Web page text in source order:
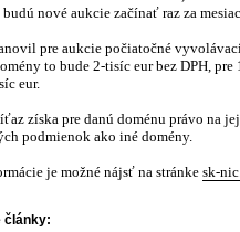
nové aukcie začínať raz za
pre aukcie počiatočné
to bude 2-tisíc eur bez DPH,
eur.
získa pre danú doménu právo na
podmienok ako iné domény.
je možné nájsť na stránke sk-
články: